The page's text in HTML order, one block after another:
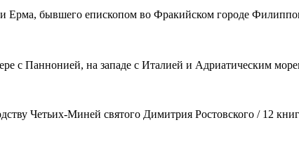
бывшего епископом во Фракийском городе
с Паннонией, на западе с Италией и Адриатическим
Четьих-Миней святого Димитрия Ростовского / 12